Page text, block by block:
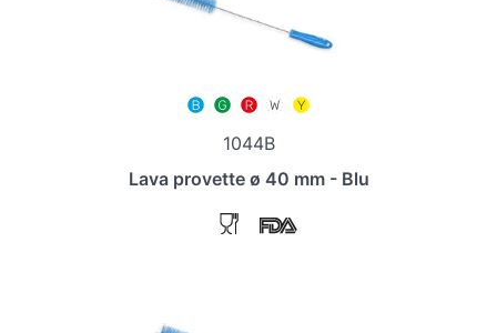
1044B
Lava provette ø 40 mm - Blu